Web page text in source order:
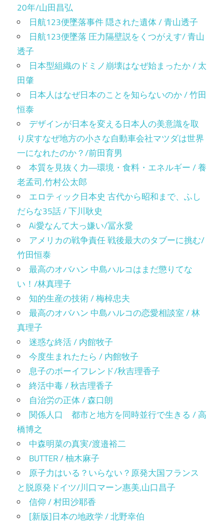
20年/山田昌弘
日航123便墜落事件 隠された遺体 / 青山透子
日航123便墜落 圧力隔壁説をくつがえす/ 青山
透子
日本型組織のドミノ崩壊はなぜ始まったか / 太
田肇
日本人はなぜ日本のことを知らないのか / 竹田
恒泰
デザインが日本を変える日本人の美意識を取
り戻すなぜ地方の小さな自動車会社マツダは世界
一になれたのか？/前田育男
本質を見抜く力―環境・食料・エネルギー / 養
老孟司,竹村公太郎
エロティック日本史 古代から昭和まで、ふし
だらな35話 / 下川耿史
Ai愛なんて大っ嫌い/冨永愛
アメリカの戦争責任 戦後最大のタブーに挑む/
竹田恒泰
最高のオバハン 中島ハルコはまだ懲りてな
い！/林真理子
知的生産の技術 / 梅棹忠夫
最高のオバハン 中島ハルコの恋愛相談室 / 林
真理子
迷惑な終活 / 内館牧子
今度生まれたたら / 内館牧子
息子のボーイフレンド/秋吉理香子
終活中毒 / 秋吉理香子
自治労の正体 / 森口朗
関係人口 都市と地方を同時並行で生きる / 高
橋博之
中森明菜の真実/渡邉裕二
BUTTER / 柚木麻子
原子力はいる？いらない？原発大国フランス
と脱原発ドイツ/川口マーン惠美,山口昌子
信仰 / 村田沙耶香
[新版]日本の地政学 / 北野幸伯